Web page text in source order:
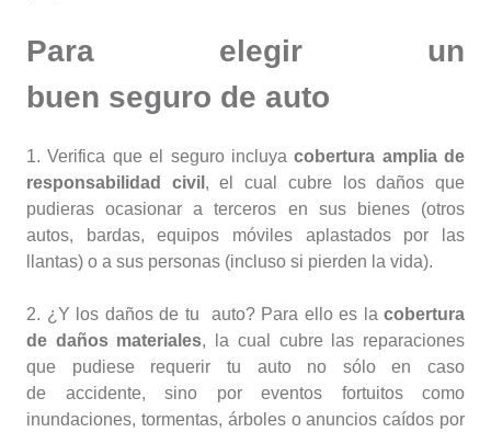
Para elegir un
buen seguro de auto
1. Verifica que el seguro incluyacobertura amplia de
responsabilidad civil , el cual cubre los daños que
pudieras ocasionar a terceros en sus bienes (otros
autos, bardas, equipos móviles aplastados por las
llantas) o a sus personas (incluso si pierden la vida).
2. ¿Y los daños de tu auto? Para ello es la cobertura
de daños materiales, la cual cubre las reparaciones
que pudiese requerir tu auto no sólo en caso
de accidente, sino por eventos fortuitos como
inundaciones, tormentas, árboles o anuncios caídos por